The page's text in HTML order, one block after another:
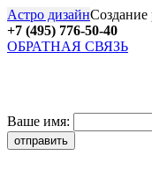
Астро дизайнСоздание
+7 (495) 776-50-40
ОБРАТНАЯ СВЯЗЬ
Ваше имя: